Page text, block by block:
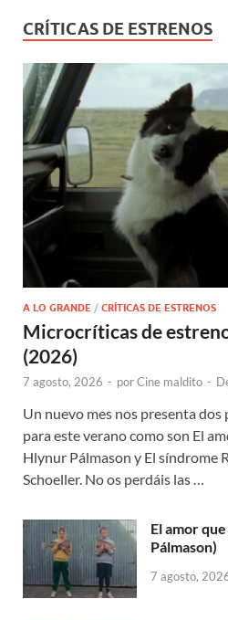
CRÍTICAS DE ESTRENOS
A LO GRANDE / CRÍTICAS DE ESTRENOS
Microcríticas de
(2026)
7 agosto, 2026 - porCine maldito -
Un nuevo mes nos presenta
para este verano como son El
Hlynur Pálmason y El síndrome
Schoeller. No os perdáis las …
El amor
Pálmason)
7 agosto,